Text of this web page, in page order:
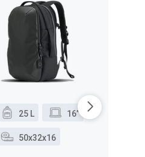
25 L 16”
50x32x16